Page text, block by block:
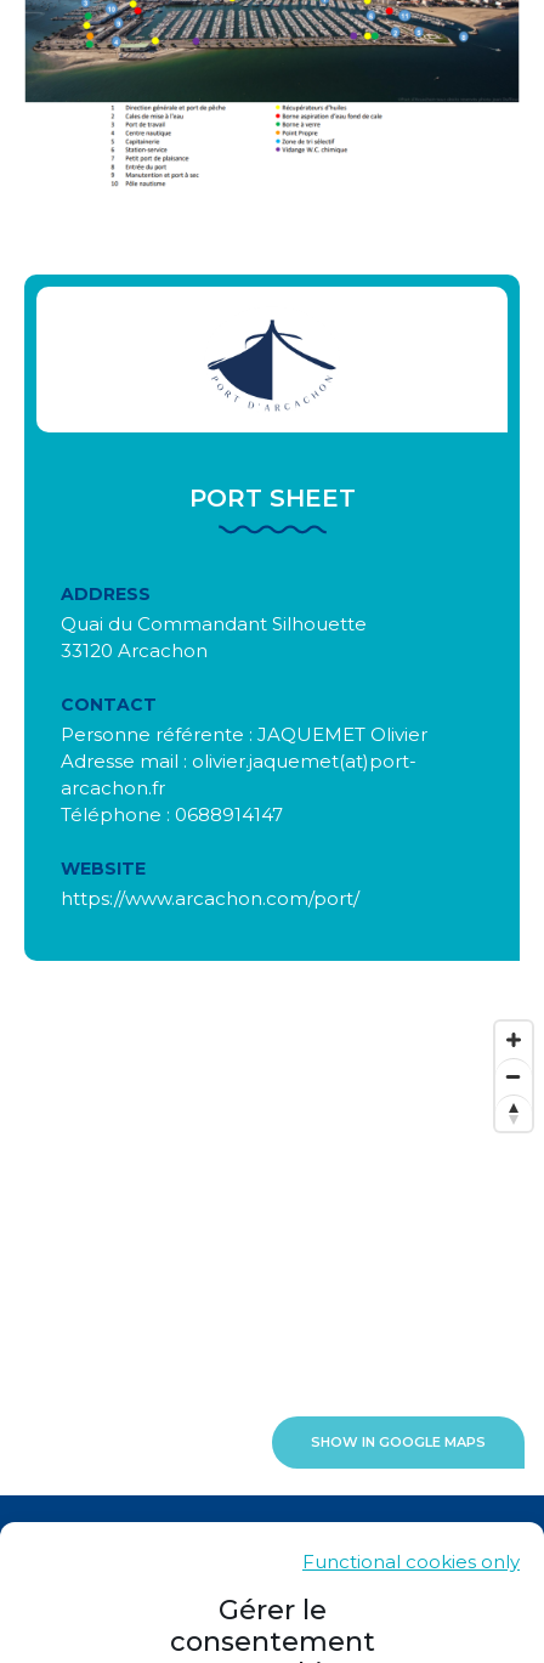
Gérer le
consentement
Functional cookies only
PORT SHEET
ADDRESS
Quai du Commandant Silhouette
33120 Arcachon
CONTACT
Personne référente : JAQUEMET Olivier
Adresse mail : olivier.jaquemet(at)port-
arcachon.fr
Téléphone : 0688914147
WEBSITE
https://www.arcachon.com/port/
SHOW IN GOOGLE MAPS